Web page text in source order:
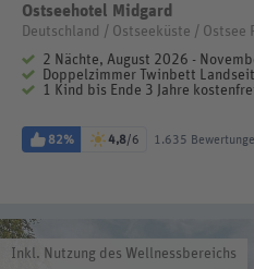
Ostseehotel Midgard
Deutschland / Ostseeküste / Ostsee
2 Nächte, August 2026 -
Doppelzimmer Twinbett
1 Kind bis Ende 3 Jahre
82% 4,8/6 1.635
Inkl. Nutzung des Wellnessbereichs